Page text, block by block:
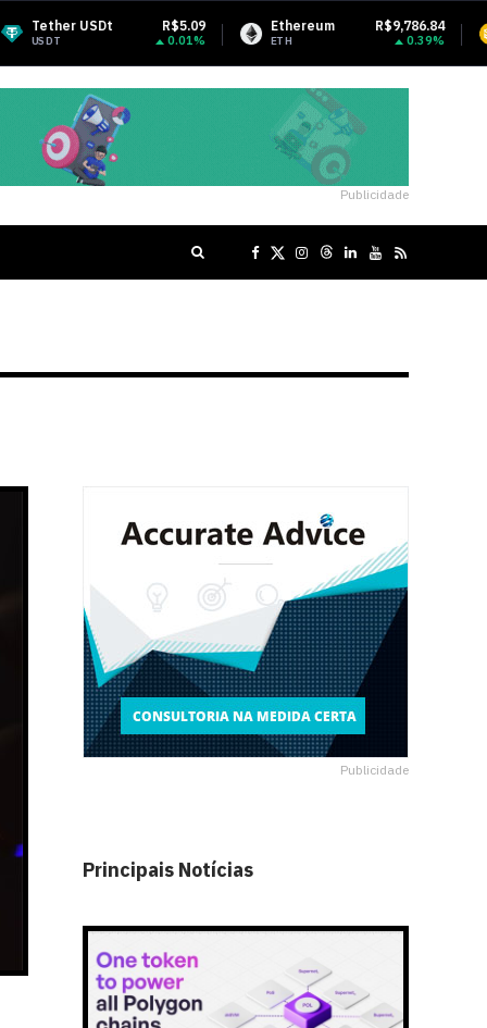
R$5.09
0.01%
Ethereum R$9,786.84
0.39%
BNB
Publicidade
Publicidade
Principais Notícias